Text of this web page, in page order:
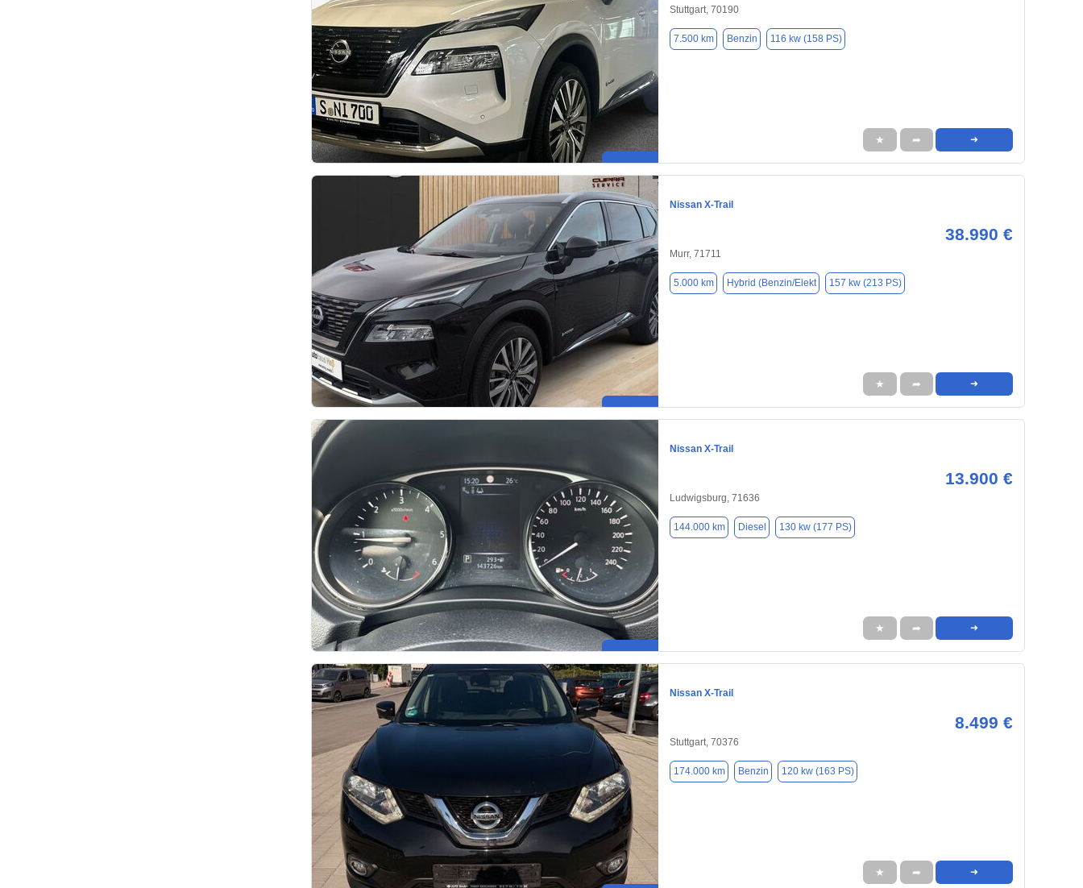
Stuttgart, 70190
7.500 km Benzin 116 kw (158 PS)
★ ➦ ➜
Nissan X-Trail
38.990 €
Murr, 71711
5.000 km Hybrid (Benzin/Elekt 157 kw (213 PS)
★ ➦ ➜
Nissan X-Trail
13.900 €
Ludwigsburg, 71636
144.000 km Diesel 130 kw (177 PS)
★ ➦ ➜
Nissan X-Trail
8.499 €
Stuttgart, 70376
174.000 km Benzin 120 kw (163 PS)
★ ➦ ➜